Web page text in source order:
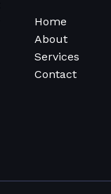
Home
About
Services
Contact